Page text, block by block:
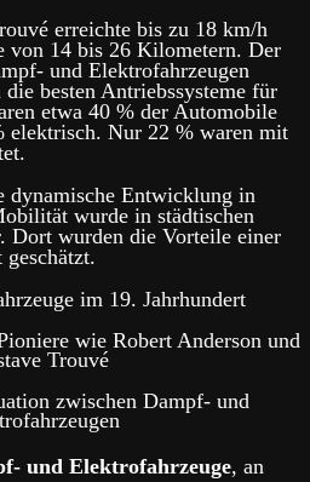
erreichte bis zu 18 km/h
von 14 bis 26 Kilometern. Der
und Elektrofahrzeugen
besten Antriebssysteme für
etwa 40 % der Automobile
elektrisch. Nur 22 % waren mit
dynamische Entwicklung in
wurde in städtischen
Dort wurden die Vorteile einer
geschätzt.
im 19. Jahrhundert
wie Robert Anderson und
Trouvé
zwischen Dampf- und
und Elektrofahrzeuge, an